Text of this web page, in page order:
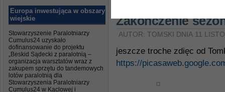
Europa inwestująca w obszary
wiejskie
Stowarzyszenie Paralotniarzy
Cumulus24 uzyskało
dofinansowanie do projektu
„Beskid Sądecki z paralotnią –
organizacja warsztatów wraz z
zakupem sprzętu do tandemowych
lotów paralotnią dla
Stowarzyszenia Paralotniarzy
Cumulus24 w Kąclowej i
Zakonczenie
AUTOR: TOMSKI DNIA 11
jeszcze troche zdięc od
https://